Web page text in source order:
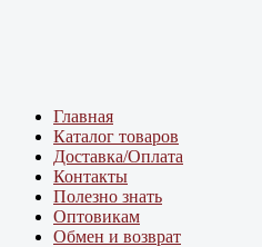
Главная
Каталог товаров
Доставка/Оплата
Контакты
Полезно знать
Оптовикам
Обмен и возврат